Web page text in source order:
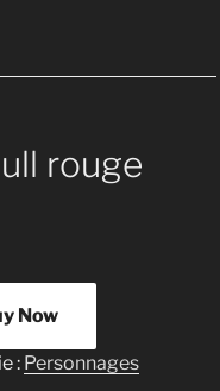
rouge
Now
: Personnages